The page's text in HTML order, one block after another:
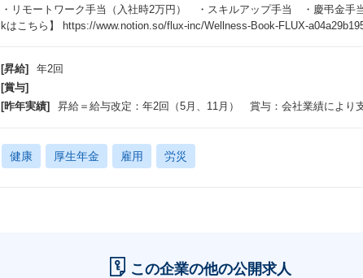
・リモートワーク手当（入社時2万円） ・スキルアップ手当 ・慶弔金
kはこちら】 https://www.notion.so/flux-inc/Wellness-Book-FLUX-
[昇給]
年2回
[賞与]
[昨年実績]
昇給＝給与改定：年2回（5月、11月） 賞与：会社業績により
健康 厚生年金 雇用 労災
この企業の他の公開求人